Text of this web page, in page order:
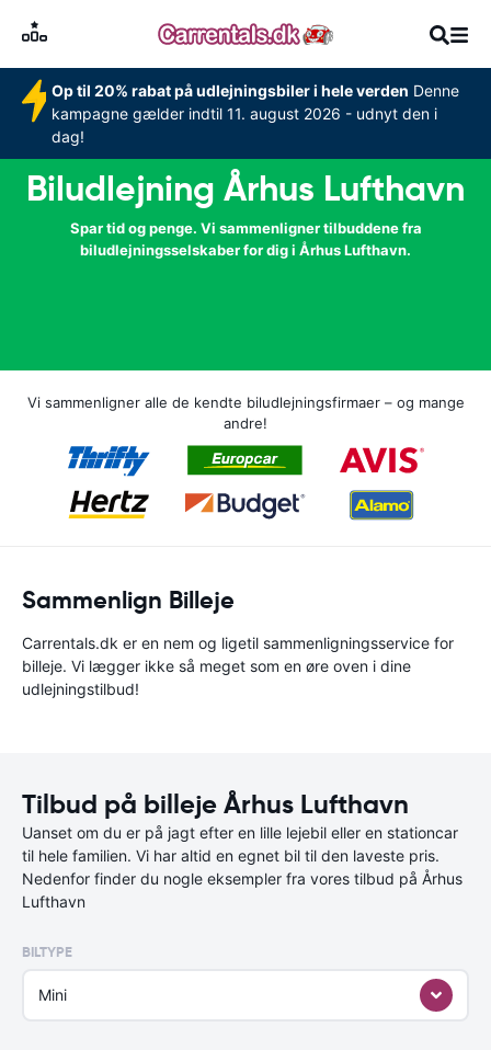
Op til 20% rabat på udlejningsbiler i hele verden Denne
kampagne gælder indtil 11. august 2026 - udnyt den i
dag!
Biludlejning Århus Lufthavn
Spar tid og penge. Vi sammenligner tilbuddene fra
biludlejningsselskaber for dig i Århus Lufthavn.
Vi sammenligner alle de kendte biludlejningsfirmaer – og mange
andre!
Sammenlign Billeje
Carrentals.dk er en nem og ligetil sammenligningsservice for
billeje. Vi lægger ikke så meget som en øre oven i dine
udlejningstilbud!
Tilbud på billeje Århus Lufthavn
Uanset om du er på jagt efter en lille lejebil eller en stationcar
til hele familien. Vi har altid en egnet bil til den laveste pris.
Nedenfor finder du nogle eksempler fra vores tilbud på Århus
Lufthavn
BILTYPE
Mini